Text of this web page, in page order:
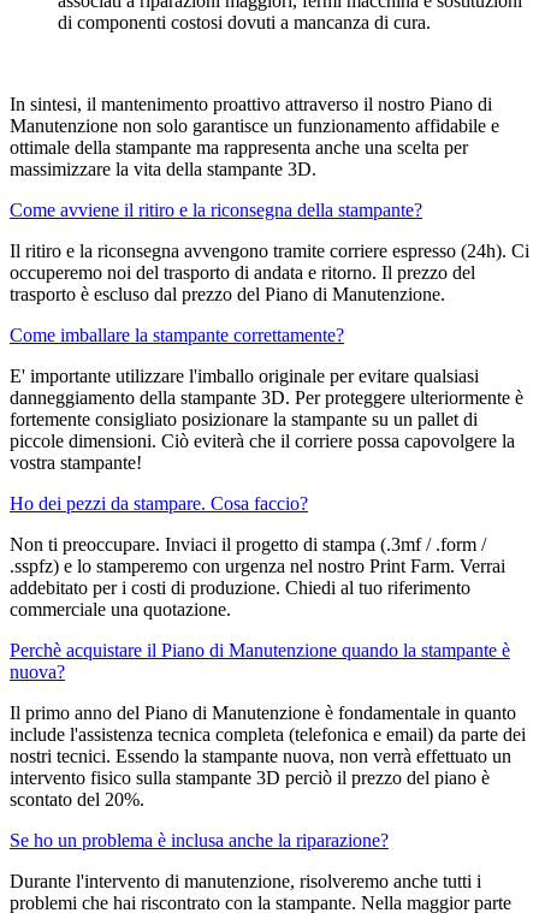
di componenti costosi dovuti a mancanza di cura.
In sintesi, il mantenimento proattivo attraverso il nostro Piano di
Manutenzione non solo garantisce un funzionamento affidabile e
ottimale della stampante ma rappresenta anche una scelta per
massimizzare la vita della stampante 3D.
Come avviene il ritiro e la riconsegna della stampante?
Il ritiro e la riconsegna avvengono tramite corriere espresso (24h). Ci
occuperemo noi del trasporto di andata e ritorno. Il prezzo del
trasporto è escluso dal prezzo del Piano di Manutenzione.
Come imballare la stampante correttamente?
E' importante utilizzare l'imballo originale per evitare qualsiasi
danneggiamento della stampante 3D. Per proteggere ulteriormente è
fortemente consigliato posizionare la stampante su un pallet di
piccole dimensioni. Ciò eviterà che il corriere possa capovolgere la
vostra stampante!
Ho dei pezzi da stampare. Cosa faccio?
Non ti preoccupare. Inviaci il progetto di stampa (.3mf / .form /
.sspfz) e lo stamperemo con urgenza nel nostro Print Farm. Verrai
addebitato per i costi di produzione. Chiedi al tuo riferimento
commerciale una quotazione.
Perchè acquistare il Piano di Manutenzione quando la stampante è
nuova?
Il primo anno del Piano di Manutenzione è fondamentale in quanto
include l'assistenza tecnica completa (telefonica e email) da parte dei
nostri tecnici. Essendo la stampante nuova, non verrà effettuato un
intervento fisico sulla stampante 3D perciò il prezzo del piano è
scontato del 20%.
Se ho un problema è inclusa anche la riparazione?
Durante l'intervento di manutenzione, risolveremo anche tutti i
problemi che hai riscontrato con la stampante. Nella maggior parte